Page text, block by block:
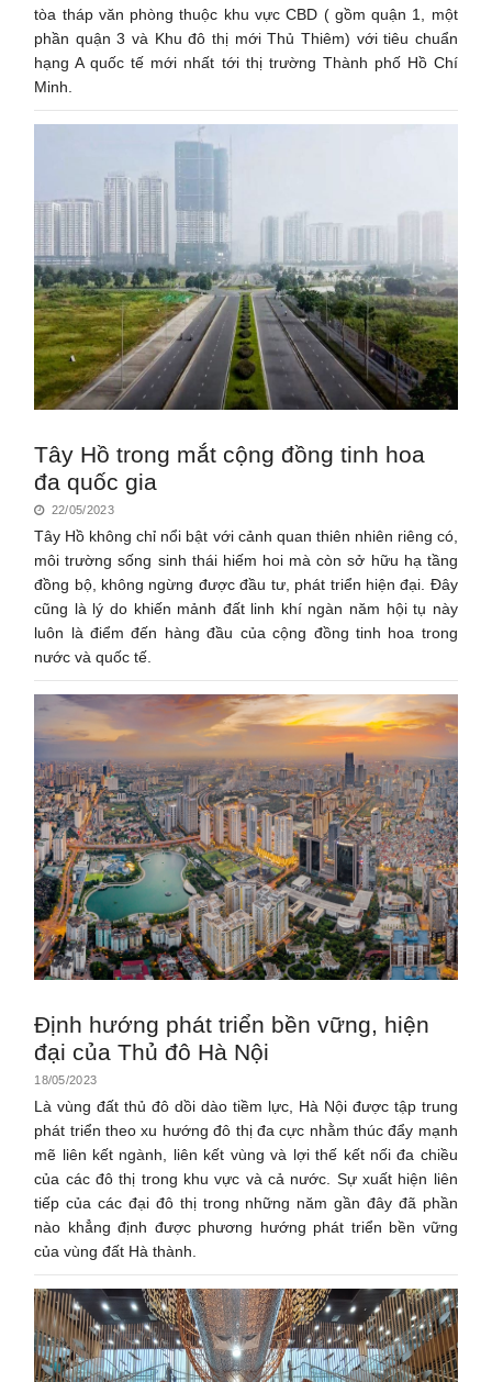
tòa tháp văn phòng thuộc khu vực CBD ( gồm quận 1, một
phần quận 3 và Khu đô thị mới Thủ Thiêm) với tiêu chuẩn
hạng A quốc tế mới nhất tới thị trường Thành phố Hồ Chí
Minh.
Tây Hồ trong mắt cộng đồng tinh hoa
đa quốc gia
22/05/2023
Tây Hồ không chỉ nổi bật với cảnh quan thiên nhiên riêng có,
môi trường sống sinh thái hiếm hoi mà còn sở hữu hạ tầng
đồng bộ, không ngừng được đầu tư, phát triển hiện đại. Đây
cũng là lý do khiến mảnh đất linh khí ngàn năm hội tụ này
luôn là điểm đến hàng đầu của cộng đồng tinh hoa trong
nước và quốc tế.
Định hướng phát triển bền vững, hiện
đại của Thủ đô Hà Nội
18/05/2023
Là vùng đất thủ đô dồi dào tiềm lực, Hà Nội được tập trung
phát triển theo xu hướng đô thị đa cực nhằm thúc đẩy mạnh
mẽ liên kết ngành, liên kết vùng và lợi thế kết nối đa chiều
của các đô thị trong khu vực và cả nước. Sự xuất hiện liên
tiếp của các đại đô thị trong những năm gần đây đã phần
nào khẳng định được phương hướng phát triển bền vững
của vùng đất Hà thành.